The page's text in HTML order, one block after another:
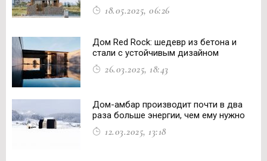
18.05.2025, 06:26
Дом Red Rock: шедевр из бетона и
стали с устойчивым дизайном
26.03.2025, 18:43
Дом-амбар производит почти в два
раза больше энергии, чем ему нужно
12.03.2025, 13:18